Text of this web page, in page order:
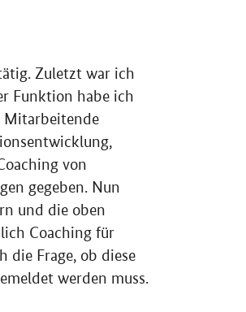
Zuletzt war ich
Funktion habe ich
Mitarbeitende
von
gegeben. Nun
und die oben
Coaching für
die Frage, ob diese
werden muss.